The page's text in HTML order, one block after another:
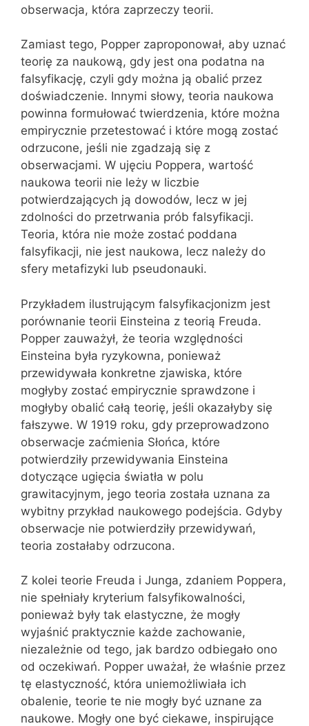
obserwacja, która zaprzeczy teorii.
Zamiast tego, Popper zaproponował, aby uznać
teorię za naukową, gdy jest ona podatna na
falsyfikację, czyli gdy można ją obalić przez
doświadczenie. Innymi słowy, teoria naukowa
powinna formułować twierdzenia, które można
empirycznie przetestować i które mogą zostać
odrzucone, jeśli nie zgadzają się z
obserwacjami. W ujęciu Poppera, wartość
naukowa teorii nie leży w liczbie
potwierdzających ją dowodów, lecz w jej
zdolności do przetrwania prób falsyfikacji.
Teoria, która nie może zostać poddana
falsyfikacji, nie jest naukowa, lecz należy do
sfery metafizyki lub pseudonauki.
Przykładem ilustrującym falsyfikacjonizm jest
porównanie teorii Einsteina z teorią Freuda.
Popper zauważył, że teoria względności
Einsteina była ryzykowna, ponieważ
przewidywała konkretne zjawiska, które
mogłyby zostać empirycznie sprawdzone i
mogłyby obalić całą teorię, jeśli okazałyby się
fałszywe. W 1919 roku, gdy przeprowadzono
obserwacje zaćmienia Słońca, które
potwierdziły przewidywania Einsteina
dotyczące ugięcia światła w polu
grawitacyjnym, jego teoria została uznana za
wybitny przykład naukowego podejścia. Gdyby
obserwacje nie potwierdziły przewidywań,
teoria zostałaby odrzucona.
Z kolei teorie Freuda i Junga, zdaniem Poppera,
nie spełniały kryterium falsyfikowalności,
ponieważ były tak elastyczne, że mogły
wyjaśnić praktycznie każde zachowanie,
niezależnie od tego, jak bardzo odbiegało ono
od oczekiwań. Popper uważał, że właśnie przez
tę elastyczność, która uniemożliwiała ich
obalenie, teorie te nie mogły być uznane za
naukowe. Mogły one być ciekawe, inspirujące